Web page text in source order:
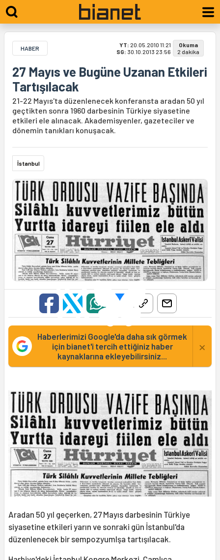
HABER YT: 20.05.2010 11:21
SG: 30.10.2013 23:56
Okuma
2 dakika
27 Mayıs ve Bugüne Uzanan Etkileri
Tartışılacak
21-22 Mayıs'ta düzenlenecek konferansta aradan 50 yıl
geçtikten sonra 1960 darbesinin Türkiye siyasetine
etkileri ele alınacak. Akademisyenler, gazeteciler ve
dönemin tanıkları konuşacak.
İstanbul
Haberlerimizi Google'da daha sık görmek
için bianet'i tercih ettiğiniz haber
kaynaklarına ekleyebilirsiniz...
×
Aradan 50 yıl geçerken, 27 Mayıs darbesinin Türkiye
siyasetine etkileri yarın ve sonraki gün İstanbul'da
düzenlenecek bir sempozyumlşa tartışılacak.